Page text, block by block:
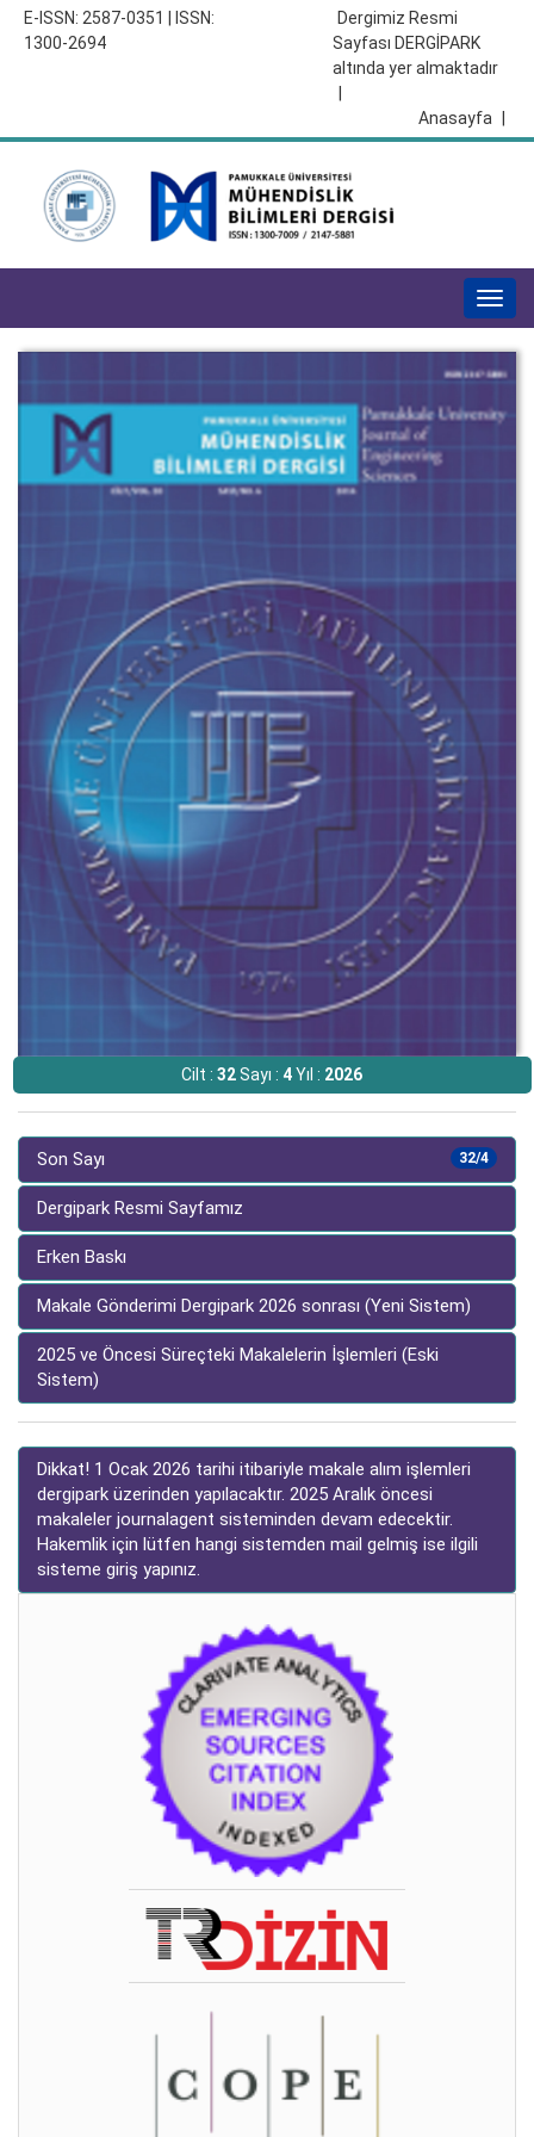
E-ISSN: 2587-0351 | ISSN:
1300-2694
Dergimiz Resmi
Sayfası DERGİPARK
altında yer almaktadır
Anasayfa
Cilt :32Sayı :4Yıl : 2026
32/4
Son Sayı
Dergipark Resmi Sayfamız
Erken Baskı
Makale Gönderimi Dergipark 2026 sonrası (Yeni Sistem)
2025 ve Öncesi Süreçteki Makalelerin İşlemleri (Eski
Sistem)
Dikkat! 1 Ocak 2026 tarihi itibariyle makale alım işlemleri
dergipark üzerinden yapılacaktır. 2025 Aralık öncesi
makaleler journalagent sisteminden devam edecektir.
Hakemlik için lütfen hangi sistemden mail gelmiş ise ilgili
sisteme giriş yapınız.